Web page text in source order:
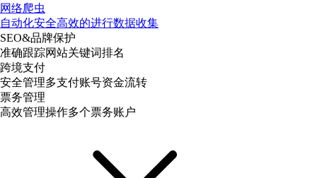
网络爬虫
自动化安全高效的进行数据收集
SEO&品牌保护
准确跟踪网站关键词排名
跨境支付
安全管理多支付账号资金流转
票务管理
高效管理操作多个票务账户